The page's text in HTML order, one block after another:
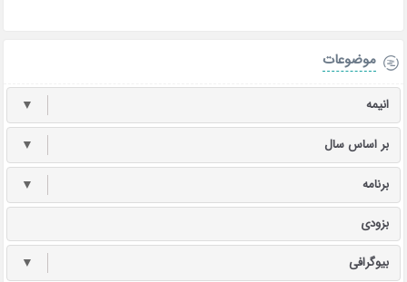
موضوعات
انیمه ▼
بر اساس سال ▼
برنامه ▼
بزودی
بیوگرافی ▼